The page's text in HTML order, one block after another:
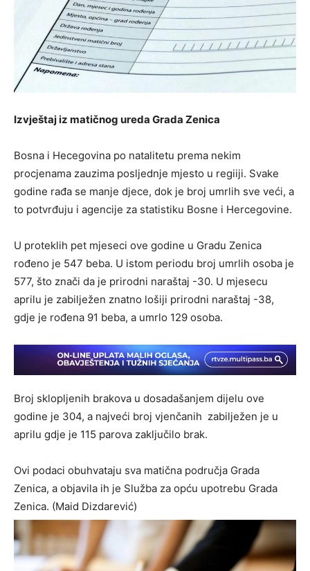
Izvještaj iz matičnog ureda Grada Zenica
Bosna i Hecegovina po natalitetu prema nekim
procjenama zauzima posljednje mjesto u regiiji. Svake
godine rađa se manje djece, dok je broj umrlih sve veći, a
to potvrđuju i agencije za statistiku Bosne i Hercegovine.
U proteklih pet mjeseci ove godine u Gradu Zenica
rođeno je 547 beba. U istom periodu broj umrlih osoba je
577, što znači da je prirodni naraštaj -30. U mjesecu
aprilu je zabilježen znatno lošiji prirodni naraštaj -38,
gdje je rođena 91 beba, a umrlo 129 osoba.
Broj sklopljenih brakova u dosadašanjem dijelu ove
godine je 304, a najveći broj vjenčanih zabilježen je u
aprilu gdje je 115 parova zaključilo brak.
Ovi podaci obuhvataju sva matična područja Grada
Zenica, a objavila ih je Služba za opću upotrebu Grada
Zenica. (Maid Dizdarević)